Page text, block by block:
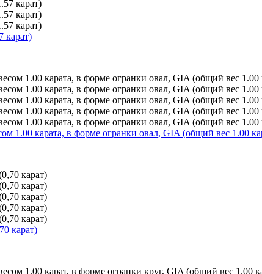
карат)
1.00 карата, в форме огранки овал, GIA (общий вес 1.00
карат)